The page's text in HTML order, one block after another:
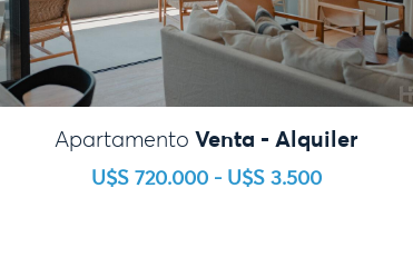
Apartamento Venta - Alquiler
U$S 720.000 - U$S 3.500